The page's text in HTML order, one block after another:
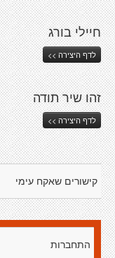
חיילי בורג
לדף היצירה >>
זהו שיר תודה
לדף היצירה >>
קישורים שאקח עימי
התחברות